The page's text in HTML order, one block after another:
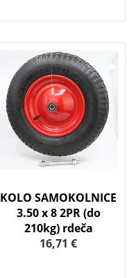
KOLO SAMOKOLNICE
3.50 x 8 2PR (do
210kg) rdeča
16,71 €